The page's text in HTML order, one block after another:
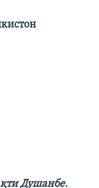
Душанбе.